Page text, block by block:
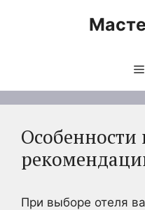
Особенности
При выборе отеля